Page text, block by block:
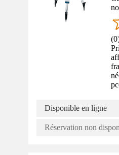
(0
Disponible en ligne
Réservation non